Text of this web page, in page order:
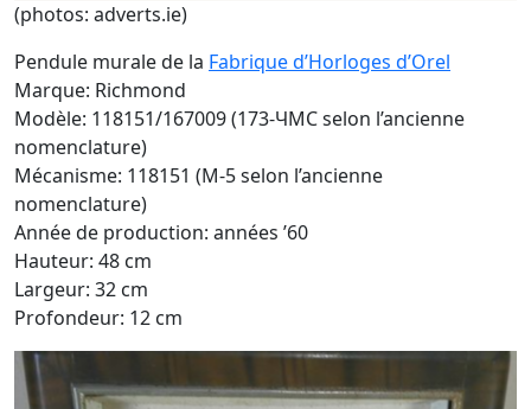
(photos: adverts.ie)
Pendule murale de la Fabrique d’Horloges d’Orel
Marque: Richmond
Modèle: 118151/167009 (173-ЧMC selon l’ancienne
nomenclature)
Mécanisme: 118151 (M-5 selon l’ancienne
nomenclature)
Année de production: années ’60
Hauteur: 48 cm
Largeur: 32 cm
Profondeur: 12 cm